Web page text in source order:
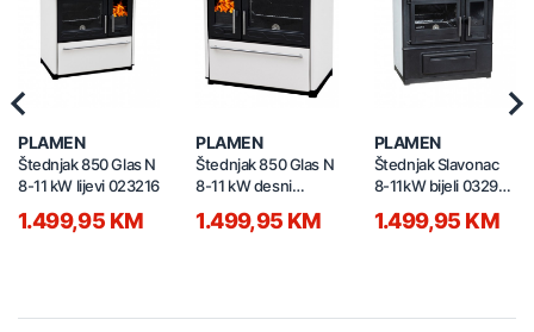
PLAMEN
Štednjak 850 Glas N
8-11 kW lijevi 023216
1.499,95 KM
PLAMEN
Štednjak 850 Glas N
8-11 kW desni
1.499,95 KM
PLAMEN
Štednjak Slavonac
8-11kW bijeli 032991
1.499,95 KM